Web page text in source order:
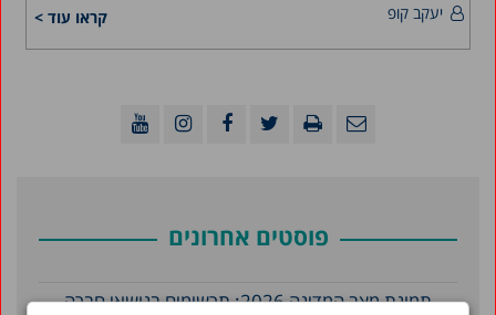
קראו עוד > יעקב קופ
פוסטים אחרונים
תמונת מצב המדינה 2026: תרשימים בנושאי חברה